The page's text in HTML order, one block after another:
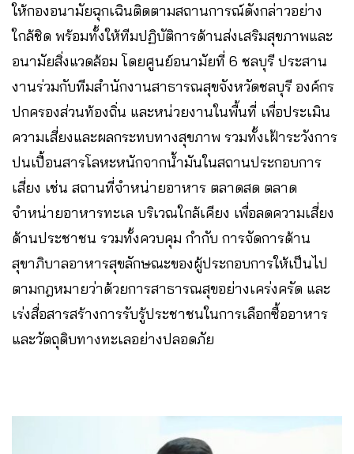
ให้กองอนามัยฉุกเฉินติดตามสถานการณ์ดังกล่าวอย่าง
ใกล้ชิด พร้อมทั้งให้ทีมปฏิบัติการด้านส่งเสริมสุขภาพและ
อนามัยสิ่งแวดล้อม โดยศูนย์อนามัยที่ 6 ชลบุรี ประสาน
งานร่วมกับทีมสำนักงานสาธารณสุขจังหวัดชลบุรี องค์กร
ปกครองส่วนท้องถิ่น และหน่วยงานในพื้นที่ เพื่อประเมิน
ความเสี่ยงและผลกระทบทางสุขภาพ รวมทั้งเฝ้าระวังการ
ปนเปื้อนสารโลหะหนักจากน้ำมันในสถานประกอบการ
เสี่ยง เช่น สถานที่จำหน่ายอาหาร ตลาดสด ตลาด
จำหน่ายอาหารทะเล บริเวณใกล้เคียง เพื่อลดความเสี่ยง
ด้านประชาชน รวมทั้งควบคุม กำกับ การจัดการด้าน
สุขาภิบาลอาหารสุขลักษณะของผู้ประกอบการให้เป็นไป
ตามกฎหมายว่าด้วยการสาธารณสุขอย่างเคร่งครัด และ
เร่งสื่อสารสร้างการรับรู้ประชาชนในการเลือกซื้ออาหาร
และวัตถุดิบทางทะเลอย่างปลอดภัย